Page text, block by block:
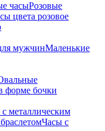
часыРозовые
цвета розовое
мужчинМаленькие
форме бочки
металлическим
Часы с